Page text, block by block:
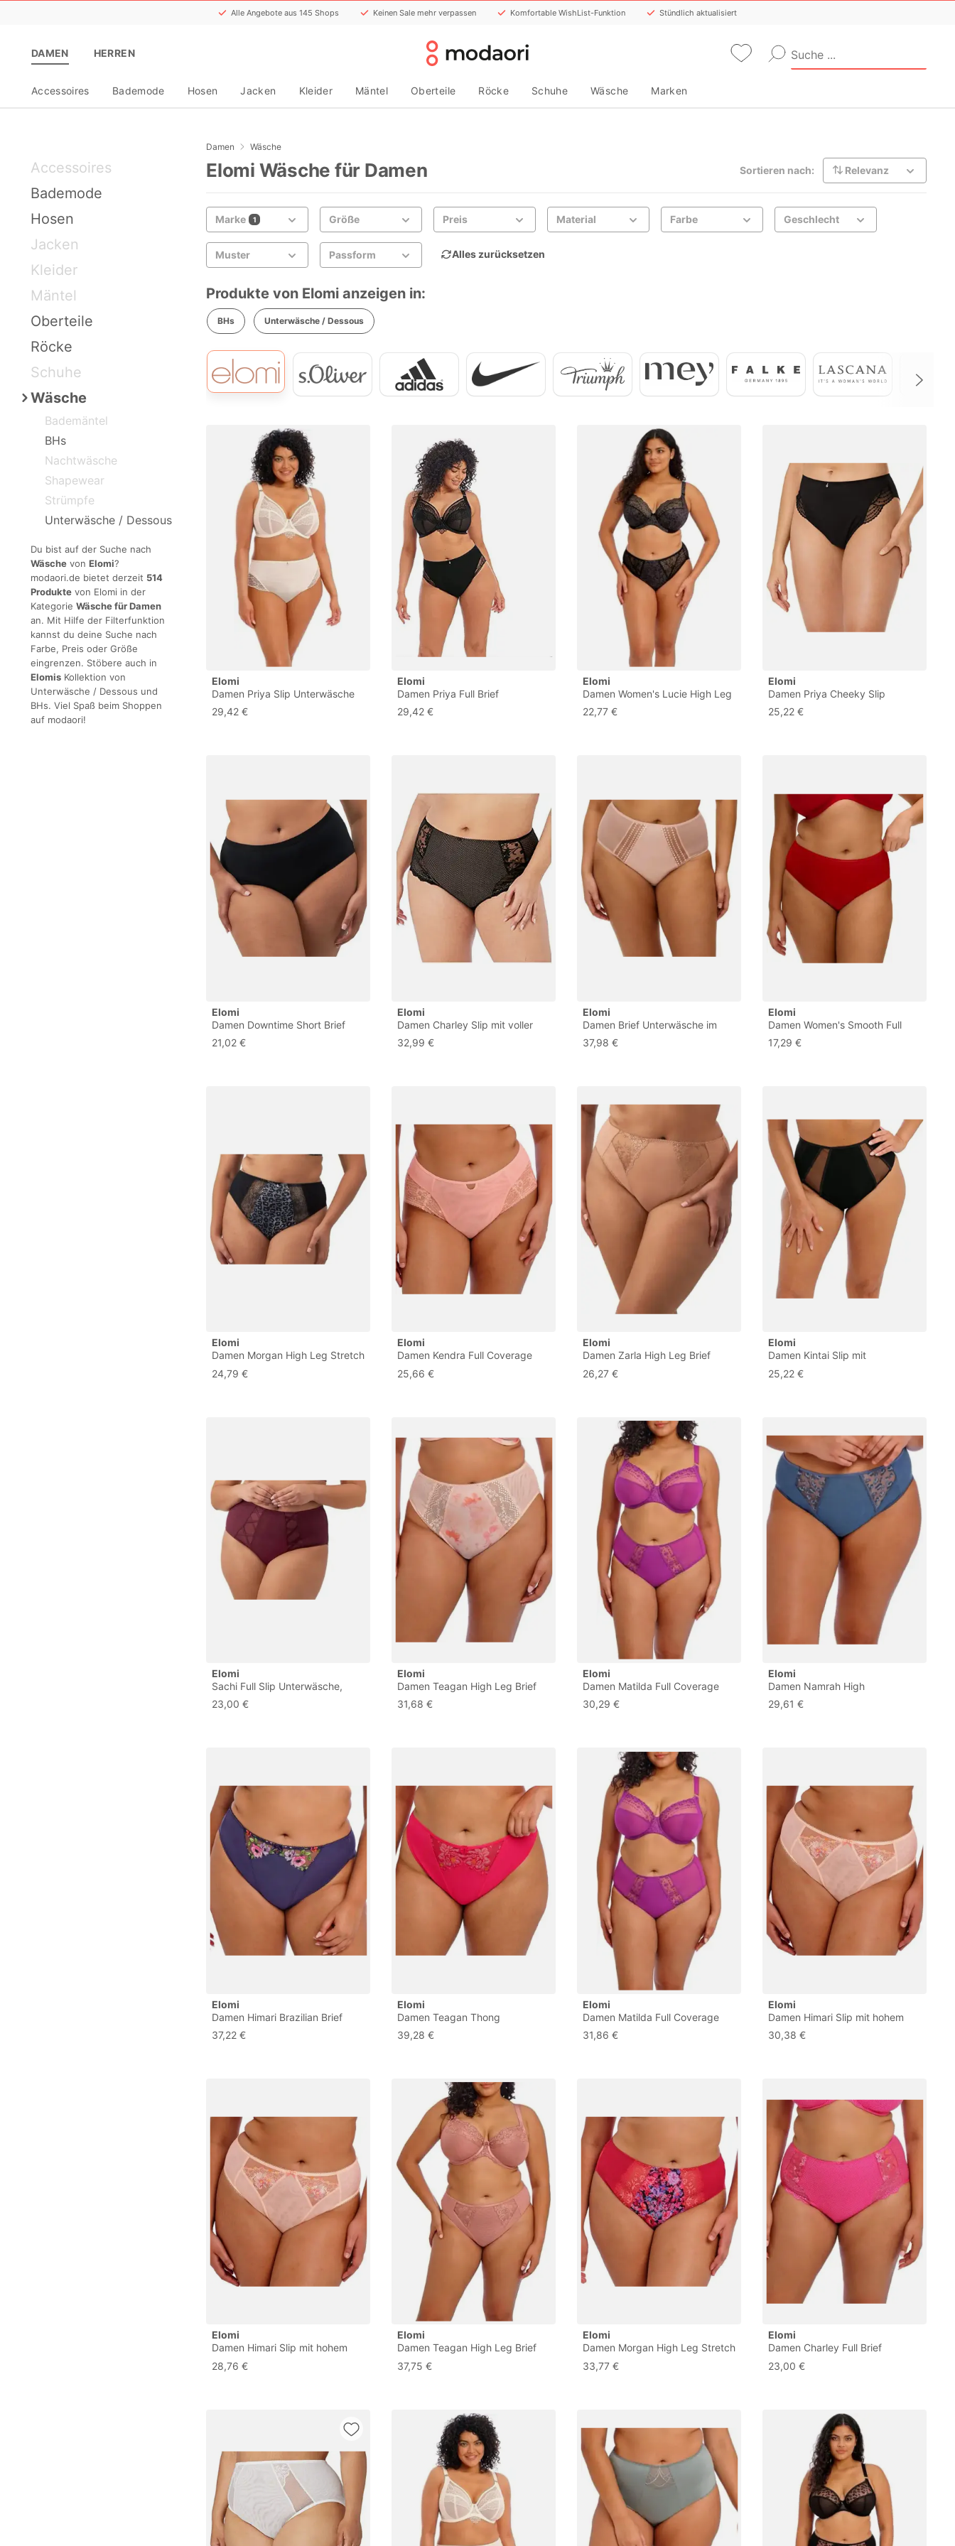
Alle Angebote aus 145 Shops Keinen Sale mehr verpassen Komfortable WishList-Funktion Stündlich aktualisiert
DAMEN HERREN
Accessoires Bademode Hosen Jacken Kleider Mäntel Oberteile Röcke Schuhe Wäsche Marken
Accessoires
Bademode
Hosen
Jacken
Kleider
Mäntel
Oberteile
Röcke
Schuhe
Wäsche
Bademäntel
BHs
Nachtwäsche
Shapewear
Strümpfe
Unterwäsche / Dessous
Du bist auf der Suche nach
Wäsche von Elomi?
modaori.de bietet derzeit 514
Produkte von Elomi in der
Kategorie Wäsche für Damen
an. Mit Hilfe der Filterfunktion
kannst du deine Suche nach
Farbe, Preis oder Größe
eingrenzen. Stöbere auch in
Elomis Kollektion von
Unterwäsche / Dessous und
BHs. Viel Spaß beim Shoppen
auf modaori!
Damen Wäsche
Elomi Wäsche für Damen Sortieren nach: Relevanz
Marke 1 Größe Preis Material Farbe Geschlecht
Muster Passform Alles zurücksetzen
Produkte von Elomi anzeigen in:
BHs Unterwäsche / Dessous
Elomi
Damen Priya Slip Unterwäsche
im Bikini-Stil, Vanille, XXL Größen
29,42 €
Elomi
Damen Priya Full Brief
Unterwäsche im Bikini-Stil,
Schwarz, XXL
29,42 €
Elomi
Damen Women's Lucie High Leg
Brief Unterwäsche im Bikini-Stil,
Schwarz, 4XL Größen
22,77 €
Elomi
Damen Priya Cheeky Slip
Unterwäsche im Bikini-Stil,
Schwarz, M
25,22 €
Elomi
Damen Downtime Short Brief
Unterwäsche im Bikini-Stil,
Schwarz, XXL Größen
21,02 €
Elomi
Damen Charley Slip mit voller
Abdeckung Unterwäsche im
Bikini-Stil, Jet, XL
32,99 €
Elomi
Damen Brief Unterwäsche im
Bikini-Stil, Perlen-Rosarot (Pearl
Blush), XL Größen
37,98 €
Elomi
Damen Women's Smooth Full
Coverage Brief Unterwäsche im
Bikini-Stil, Haute, rot, XL / 2L
17,29 €
Elomi
Damen Morgan High Leg Stretch
Lace Brief Unterwäsche im
Bikini-Stil, Schneeleopard, 3XL
24,79 €
Elomi
Damen Kendra Full Coverage
Slip Unterwäsche im Bikini-Stil,
Rosebud, L Größen
25,66 €
Elomi
Damen Zarla High Leg Brief
Unterwäsche im Bikini-Stil, Cafe
au Lait, 3XL Größen
26,27 €
Elomi
Damen Kintai Slip mit
vollständiger Bedeckung
Unterwäsche im Bikini-Stil,
25,22 €
Elomi
Sachi Full Slip Unterwäsche,
Cabernet, XL Große Größen
23,00 €
Elomi
Damen Teagan High Leg Brief
Unterwäsche im Bikini-Stil,
Kosmos, 3XL Größen
31,68 €
Elomi
Damen Matilda Full Coverage
Brief Unterwäsche im Bikini-Stil,
Steckrose, X-Large Plus
30,29 €
Elomi
Damen Namrah High
Unterwäsche im Bikini-Stil,
Stonewashed, XXL Größen
29,61 €
Elomi
Damen Himari Brazilian Brief
Unterwäsche im Bikini-Stil,
Mitternacht/Ausflug, einfarbig
37,22 €
Elomi
Damen Teagan Thong
Unterwäsche im Bikini-Stil,
Azalee, XXL Größen
39,28 €
Elomi
Damen Matilda Full Coverage
Brief Unterwäsche im Bikini-Stil,
Steckrose, Large Mehr
31,86 €
Elomi
Damen Himari Slip mit hohem
Beinausschnitt Unterwäsche im
Bikini-Stil, Peach Whisper, XL
30,38 €
Elomi
Damen Himari Slip mit hohem
Beinausschnitt Unterwäsche im
Bikini-Stil, Peach Whisper, XXL
28,76 €
Elomi
Damen Teagan High Leg Brief
Unterwäsche im Bikini-Stil,
Esche Rose, XL Größen
37,75 €
Elomi
Damen Morgan High Leg Stretch
Lace Brief Unterwäsche im
Bikini-Stil, Sunset Meadow, XL
33,77 €
Elomi
Damen Charley Full Brief
Unterwäsche im Bikini-Stil, Pink,
XXL Größen
23,00 €